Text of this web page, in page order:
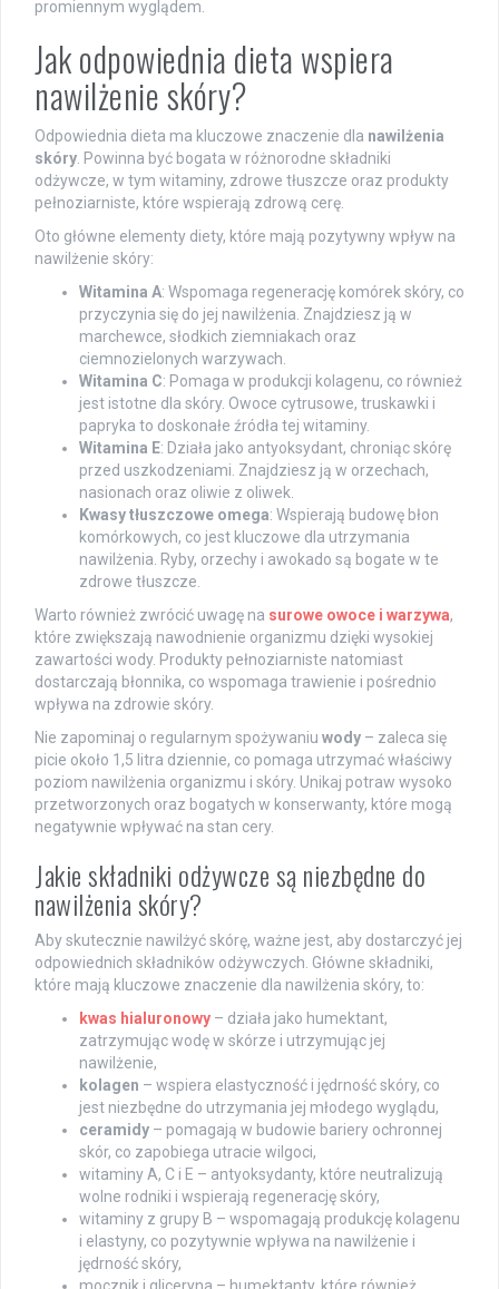
promiennym wyglądem.
Jak odpowiednia dieta wspiera
nawilżenie skóry?
Odpowiednia dieta ma kluczowe znaczenie dla nawilżenia
skóry . Powinna być bogata w różnorodne składniki
odżywcze, w tym witaminy, zdrowe tłuszcze oraz produkty
pełnoziarniste, które wspierają zdrową cerę.
Oto główne elementy diety, które mają pozytywny wpływ na
nawilżenie skóry:
Witamina A: Wspomaga regenerację komórek skóry, co
przyczynia się do jej nawilżenia. Znajdziesz ją w
marchewce, słodkich ziemniakach oraz
ciemnozielonych warzywach.
Witamina C: Pomaga w produkcji kolagenu, co również
jest istotne dla skóry. Owoce cytrusowe, truskawki i
papryka to doskonałe źródła tej witaminy.
Witamina E: Działa jako antyoksydant, chroniąc skórę
przed uszkodzeniami. Znajdziesz ją w orzechach,
nasionach oraz oliwie z oliwek.
Kwasy tłuszczowe omega: Wspierają budowę błon
komórkowych, co jest kluczowe dla utrzymania
nawilżenia. Ryby, orzechy i awokado są bogate w te
zdrowe tłuszcze.
Warto również zwrócić uwagę na surowe owoce i warzywa,
które zwiększają nawodnienie organizmu dzięki wysokiej
zawartości wody. Produkty pełnoziarniste natomiast
dostarczają błonnika, co wspomaga trawienie i pośrednio
wpływa na zdrowie skóry.
Nie zapominaj o regularnym spożywaniu wody – zaleca się
picie około 1,5 litra dziennie, co pomaga utrzymać właściwy
poziom nawilżenia organizmu i skóry. Unikaj potraw wysoko
przetworzonych oraz bogatych w konserwanty, które mogą
negatywnie wpływać na stan cery.
Jakie składniki odżywcze są niezbędne do
nawilżenia skóry?
Aby skutecznie nawilżyć skórę, ważne jest, aby dostarczyć jej
odpowiednich składników odżywczych. Główne składniki,
które mają kluczowe znaczenie dla nawilżenia skóry, to:
kwas hialuronowy – działa jako humektant,
zatrzymując wodę w skórze i utrzymując jej
nawilżenie,
kolagen – wspiera elastyczność i jędrność skóry, co
jest niezbędne do utrzymania jej młodego wyglądu,
ceramidy – pomagają w budowie bariery ochronnej
skór, co zapobiega utracie wilgoci,
witaminy A, C i E – antyoksydanty, które neutralizują
wolne rodniki i wspierają regenerację skóry,
witaminy z grupy B – wspomagają produkcję kolagenu
i elastyny, co pozytywnie wpływa na nawilżenie i
jędrność skóry,
mocznik i gliceryna – humektanty, które również